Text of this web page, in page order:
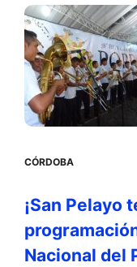
CÓRDOBA
¡San Pelayo
Nacional del